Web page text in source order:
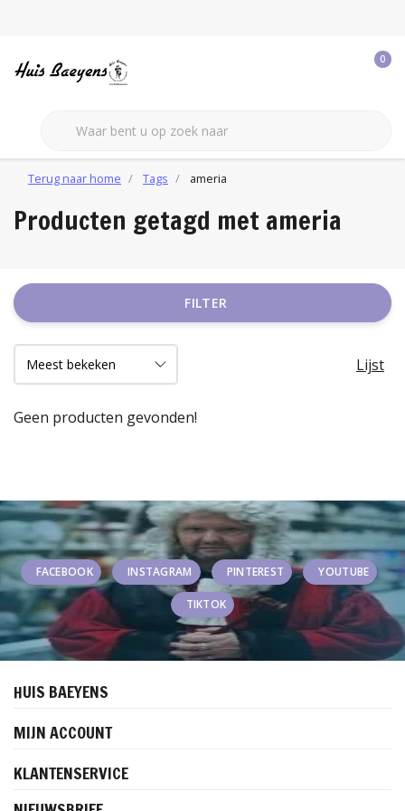
0
Terug naar home Tags ameria
Producten getagd met ameria
FILTER
Lijst
Geen producten gevonden!
FACEBOOK INSTAGRAM PINTEREST YOUTUBE
TIKTOK
HUIS BAEYENS
MIJN ACCOUNT
KLANTENSERVICE